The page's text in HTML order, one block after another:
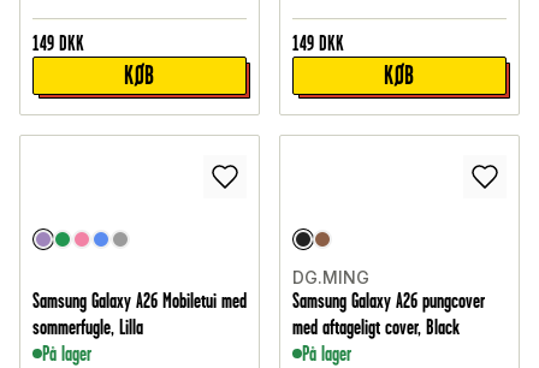
149 DKK
KØB
149 DKK
KØB
Samsung Galaxy A26 Mobiletui med
sommerfugle, Lilla
På lager
DG.MING
Samsung Galaxy A26 pungcover
med aftageligt cover, Black
På lager